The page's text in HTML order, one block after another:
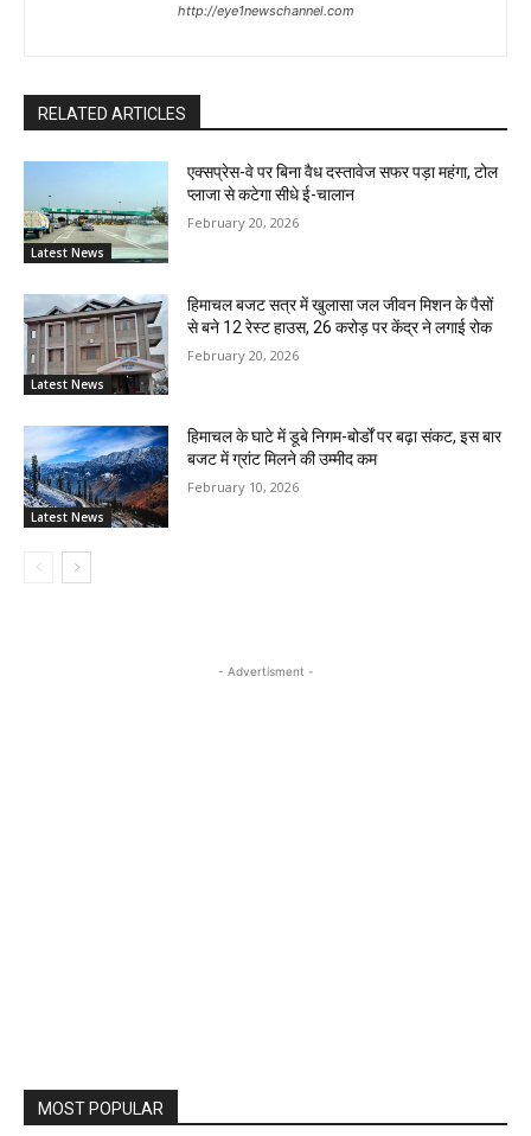
http://eye1newschannel.com
RELATED ARTICLES
Latest News
एक्सप्रेस-वे पर बिना वैध दस्तावेज सफर पड़ा महंगा, टोल
प्लाजा से कटेगा सीधे ई-चालान
February 20, 2026
Latest News
हिमाचल बजट सत्र में खुलासा जल जीवन मिशन के पैसों
से बने 12 रेस्ट हाउस, 26 करोड़ पर केंद्र ने लगाई रोक
February 20, 2026
Latest News
हिमाचल के घाटे में डूबे निगम-बोर्डों पर बढ़ा संकट, इस बार
बजट में ग्रांट मिलने की उम्मीद कम
February 10, 2026
- Advertisment -
MOST POPULAR